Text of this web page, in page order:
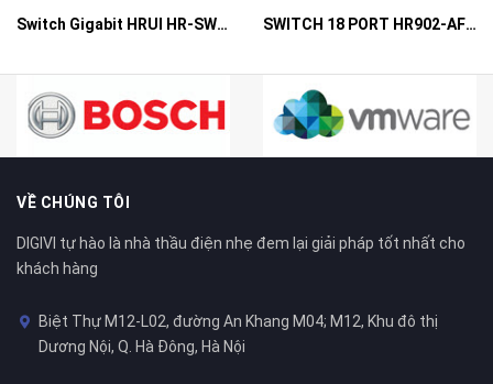
Switch Gigabit HRUI HR-SWG10240D
SWITCH 18 PORT HR902-AF162G-300 – Switch PoE 16 Cổng
VỀ CHÚNG TÔI
DIGIVI tự hào là nhà thầu điện nhẹ đem lại giải pháp tốt nhất cho
khách hàng
Biệt Thự M12-L02, đường An Khang M04; M12, Khu đô thị
Dương Nội, Q. Hà Đông, Hà Nội